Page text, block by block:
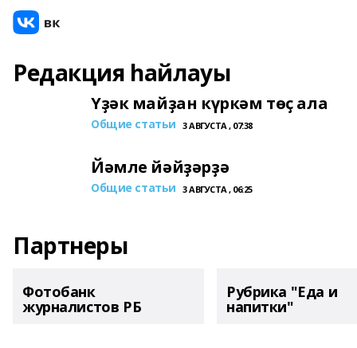
Редакция һайлауы
Үҙәк майҙан күркәм төҫ ала
Общие статьи 3 АВГУСТА , 07:38
Йәмле йәйҙәрҙә
Общие статьи 3 АВГУСТА , 06:25
Партнеры
Фотобанк
журналистов РБ
Рубрика "Еда и
напитки"